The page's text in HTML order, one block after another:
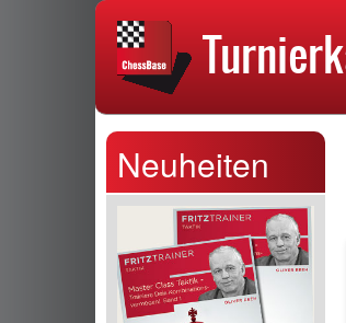
Neuheiten